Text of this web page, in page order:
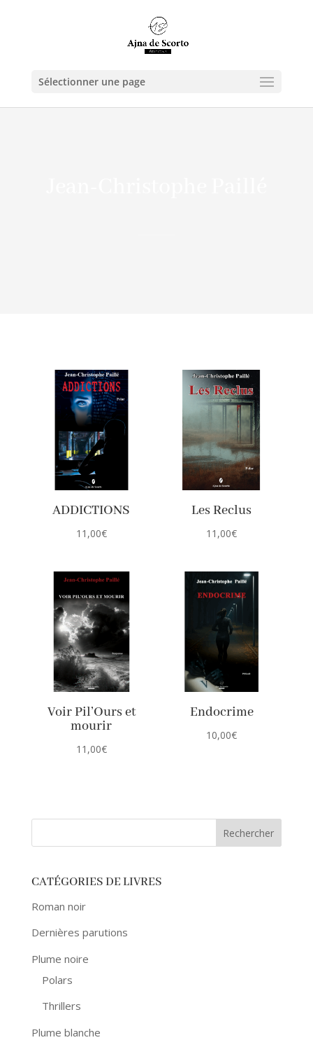
Sélectionner une page
ADDICTIONS
11,00€
Les Reclus
11,00€
Voir Pil’Ours et
mourir
11,00€
Endocrime
10,00€
CATÉGORIES DE LIVRES
Roman noir
Dernières parutions
Plume noire
Polars
Thrillers
Plume blanche